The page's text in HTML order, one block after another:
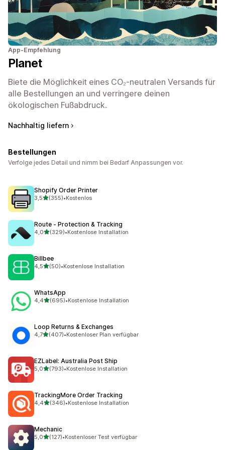
App-Empfehlung
Planet
Biete die Möglichkeit eines CO₂-neutralen Versands für
alle Bestellungen an und verringere deinen
ökologischen Fußabdruck.
Nachhaltig liefern
Bestellungen
Verfolge jedes Detail und nimm bei Bedarf Anpassungen vor.
Shopify Order Printer
3,5von 5 Sternen
(355)
355 Rezensionen insgesamt
•Kostenlos
Route ‑ Protection & Tracking
4,0von 5 Sternen
(329)
329 Rezensionen insgesamt
•Kostenlose Installation
Billbee
4,5von 5 Sternen
(50)
50 Rezensionen insgesamt
•Kostenlose Installation
WhatsApp
4,4von 5 Sternen
(695)
695 Rezensionen insgesamt
•Kostenlose Installation
Loop Returns & Exchanges
4,7von 5 Sternen
(407)
407 Rezensionen insgesamt
•Kostenloser Plan verfügbar
EZLabel: Australia Post Ship
5,0von 5 Sternen
(793)
793 Rezensionen insgesamt
•Kostenlose Installation
TrackingMore Order Tracking
4,4von 5 Sternen
(346)
346 Rezensionen insgesamt
•Kostenlose Installation
Mechanic
5,0von 5 Sternen
(127)
127 Rezensionen insgesamt
•Kostenloser Test verfügbar